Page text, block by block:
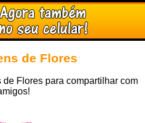
de Flores
Flores para compartilhar com